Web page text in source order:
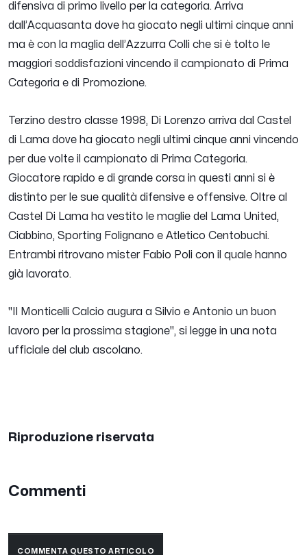
difensiva di primo livello per la categoria. Arriva
dall’Acquasanta dove ha giocato negli ultimi cinque anni
ma è con la maglia dell’Azzurra Colli che si è tolto le
maggiori soddisfazioni vincendo il campionato di Prima
Categoria e di Promozione.
Terzino destro classe 1998, Di Lorenzo arriva dal Castel
di Lama dove ha giocato negli ultimi cinque anni vincendo
per due volte il campionato di Prima Categoria.
Giocatore rapido e di grande corsa in questi anni si è
distinto per le sue qualità difensive e offensive. Oltre al
Castel Di Lama ha vestito le maglie del Lama United,
Ciabbino, Sporting Folignano e Atletico Centobuchi.
Entrambi ritrovano mister Fabio Poli con il quale hanno
già lavorato.
"Il Monticelli Calcio augura a Silvio e Antonio un buon
lavoro per la prossima stagione", si legge in una nota
ufficiale del club ascolano.
Riproduzione riservata
Commenti
COMMENTA QUESTO ARTICOLO